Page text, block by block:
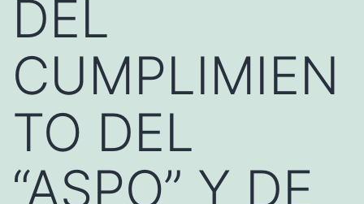
DEL
CUMPLIMIEN
TO DEL
“ASPO” Y DE